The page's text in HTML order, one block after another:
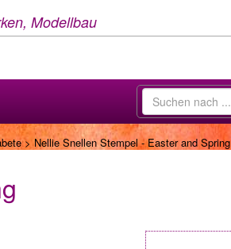
Modellbau
> Nellie Snellen Stempel - Easter and Spring